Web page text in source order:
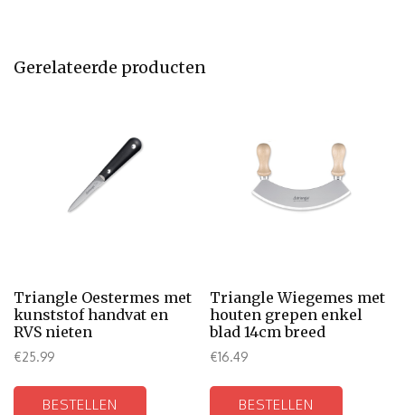
Gerelateerde producten
Triangle Oestermes met
kunststof handvat en
RVS nieten
€25.99
BESTELLEN
Triangle Wiegemes met
houten grepen enkel
blad 14cm breed
€16.49
BESTELLEN